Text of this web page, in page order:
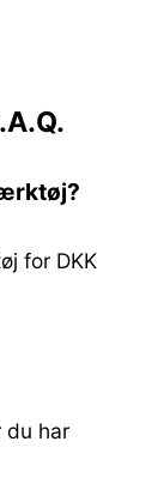
for DKK
du har